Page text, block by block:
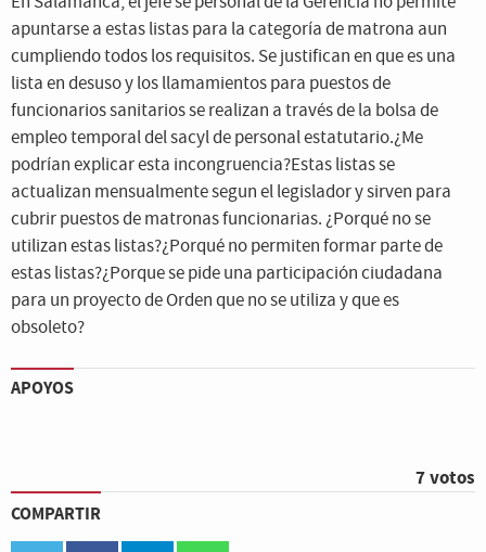
apuntarse a estas listas para la categoría de matrona aun
cumpliendo todos los requisitos. Se justifican en que es una
lista en desuso y los llamamientos para puestos de
funcionarios sanitarios se realizan a través de la bolsa de
empleo temporal del sacyl de personal estatutario.¿Me
podrían explicar esta incongruencia?Estas listas se
actualizan mensualmente segun el legislador y sirven para
cubrir puestos de matronas funcionarias. ¿Porqué no se
utilizan estas listas?¿Porqué no permiten formar parte de
estas listas?¿Porque se pide una participación ciudadana
para un proyecto de Orden que no se utiliza y que es
obsoleto?
APOYOS
7 votos
COMPARTIR